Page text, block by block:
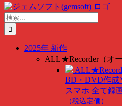
Skip
to
content
検
索
…
2025年 新作
ALL★Recorder（オ
BD・DVD作成
スマホ 全て録
（税込定価）